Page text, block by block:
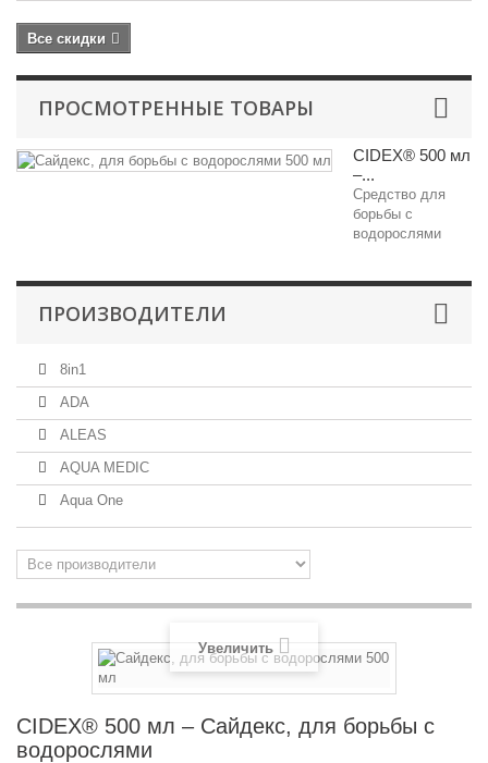
Все скидки
ПРОСМОТРЕННЫЕ ТОВАРЫ
CIDEX® 500 мл
–...
Средство для
борьбы с
водорослями
ПРОИЗВОДИТЕЛИ
8in1
ADA
ALEAS
AQUA MEDIC
Aqua One
Увеличить
CIDEX® 500 мл – Сайдекс, для борьбы с
водорослями